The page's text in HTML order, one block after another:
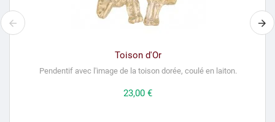
Toison d'Or
Pendentif avec l'image de la toison dorée, coulé en laiton.
Prix
23,00 €